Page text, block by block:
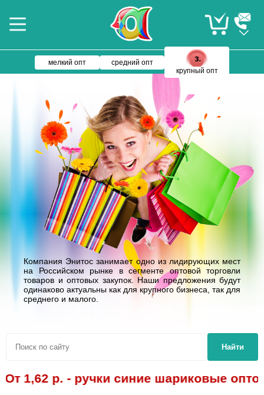
мелкий опт
средний опт
крупный опт
Компания Энитос занимает одно из лидирующих мест
на Российском рынке в сегменте оптовой торговли
товаров и оптовых закупок. Наши предложения будут
одинаково актуальны как для крупного бизнеса, так для
среднего и малого.
Найти
р. - ручки синие шариковые оптом!